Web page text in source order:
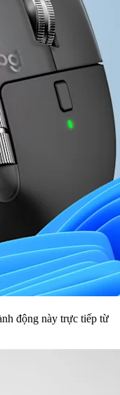
động này trực tiếp từ